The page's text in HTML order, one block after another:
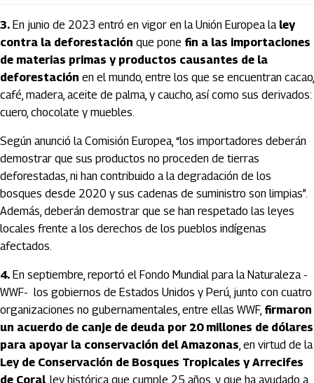
3. En junio de 2023 entró en vigor en la Unión Europea laley
contra la deforestación que pone fin a las importaciones
de materias primas y productos causantes de la
deforestación en el mundo, entre los que se encuentran cacao,
café, madera, aceite de palma, y caucho, así como sus derivados:
cuero, chocolate y muebles.
Según anunció la Comisión Europea, “los importadores deberán
demostrar que sus productos no proceden de tierras
deforestadas, ni han contribuido a la degradación de los
bosques desde 2020 y sus cadenas de suministro son limpias”.
Además, deberán demostrar que se han respetado las leyes
locales frente a los derechos de los pueblos indígenas
afectados.
4. En septiembre, reportó el Fondo Mundial para la Naturaleza -
WWF- los gobiernos de Estados Unidos y Perú, junto con cuatro
organizaciones no gubernamentales, entre ellas WWF, firmaron
un acuerdo de canje de deuda por 20 millones de dólares
para apoyar la conservación del Amazonas, en virtud de la
Ley de Conservación de Bosques Tropicales y Arrecifes
de Coral, ley histórica que cumple 25 años, y que ha ayudado a